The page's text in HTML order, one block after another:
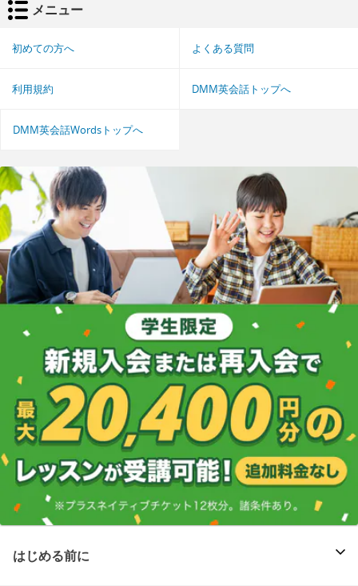
メニュー
初めての方へ よくある質問
利用規約 DMM英会話トップへ
DMM英会話Wordsトップへ
はじめる前に